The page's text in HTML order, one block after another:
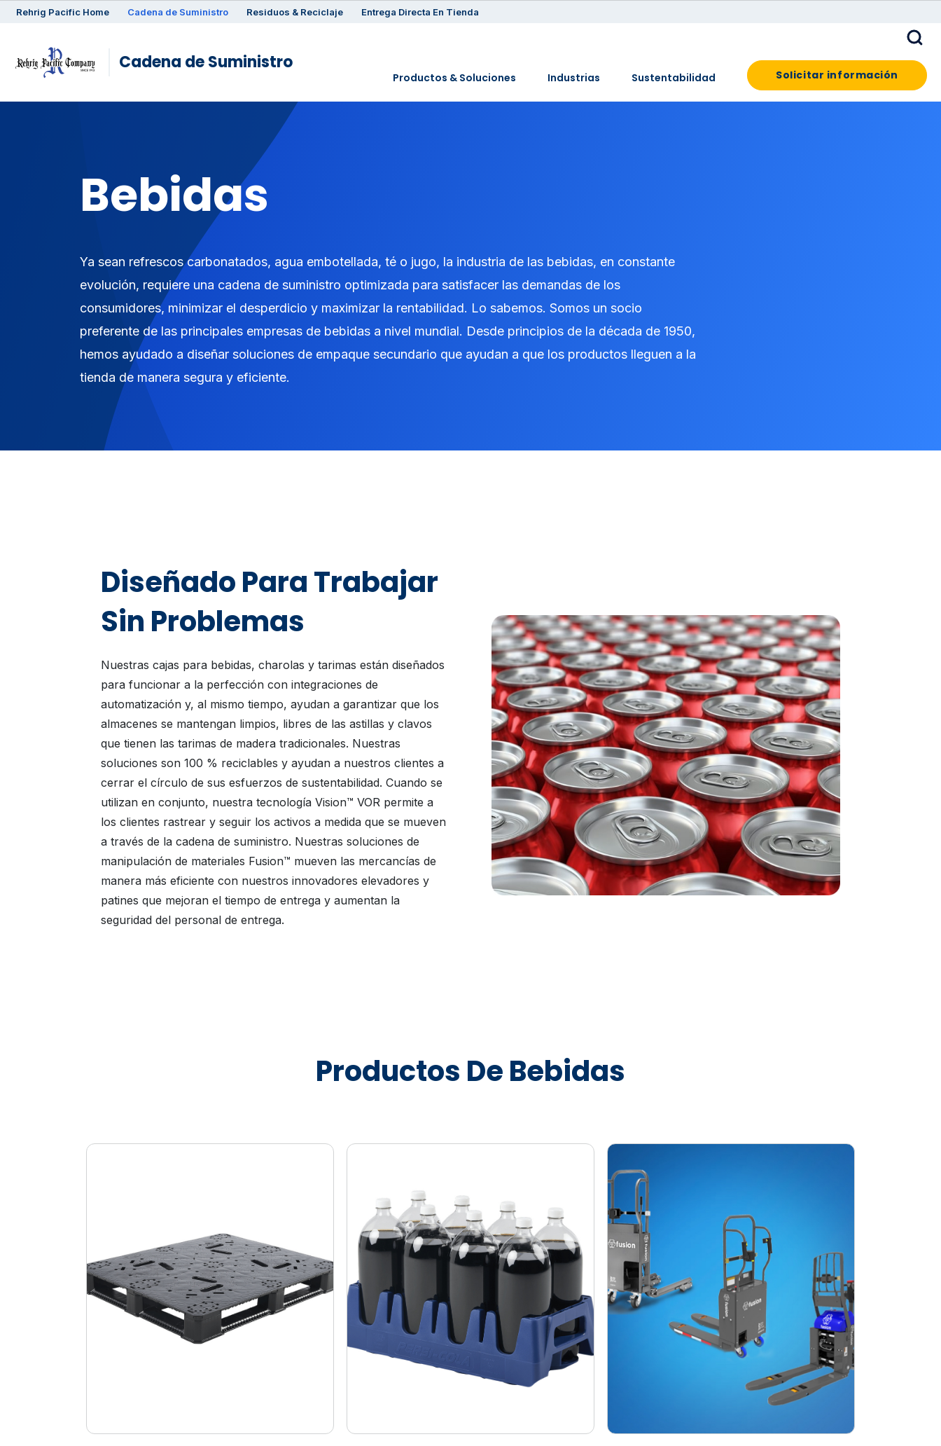
Rehrig Pacific Home Cadena de Suministro Residuos & Reciclaje Entrega Directa En Tienda
Cadena de Suministro
Productos & Soluciones Industrias Sustentabilidad Solicitar información
Bebidas
Ya sean refrescos carbonatados, agua embotellada, té o jugo, la industria de las bebidas, en constante
evolución, requiere una cadena de suministro optimizada para satisfacer las demandas de los
consumidores, minimizar el desperdicio y maximizar la rentabilidad. Lo sabemos. Somos un socio
preferente de las principales empresas de bebidas a nivel mundial. Desde principios de la década de 1950,
hemos ayudado a diseñar soluciones de empaque secundario que ayudan a que los productos lleguen a la
tienda de manera segura y eficiente.
Diseñado Para Trabajar
Sin Problemas
Nuestras cajas para bebidas, charolas y tarimas están diseñados
para funcionar a la perfección con integraciones de
automatización y, al mismo tiempo, ayudan a garantizar que los
almacenes se mantengan limpios, libres de las astillas y clavos
que tienen las tarimas de madera tradicionales. Nuestras
soluciones son 100 % reciclables y ayudan a nuestros clientes a
cerrar el círculo de sus esfuerzos de sustentabilidad. Cuando se
utilizan en conjunto, nuestra tecnología Vision™ VOR permite a
los clientes rastrear y seguir los activos a medida que se mueven
a través de la cadena de suministro. Nuestras soluciones de
manipulación de materiales Fusion™ mueven las mercancías de
manera más eficiente con nuestros innovadores elevadores y
patines que mejoran el tiempo de entrega y aumentan la
seguridad del personal de entrega.
Productos De Bebidas